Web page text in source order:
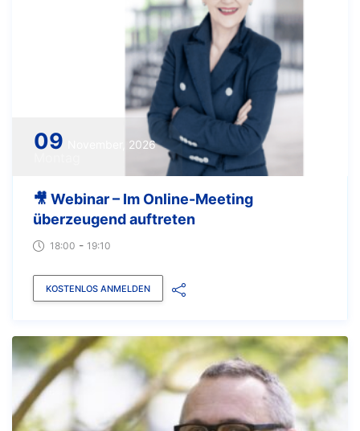
09 November, 2026
🎥 Webinar – Im Online-Meeting
überzeugend auftreten
18:00 - 19:10
KOSTENLOS ANMELDEN